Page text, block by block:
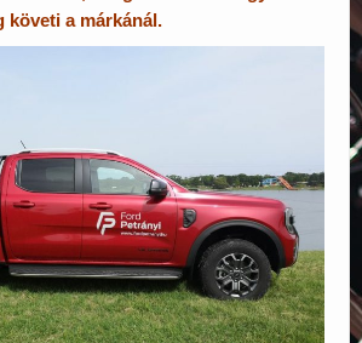
követi a márkánál.